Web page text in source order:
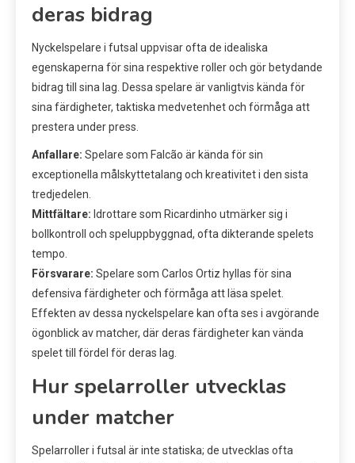
deras bidrag
Nyckelspelare i futsal uppvisar ofta de idealiska
egenskaperna för sina respektive roller och gör betydande
bidrag till sina lag. Dessa spelare är vanligtvis kända för
sina färdigheter, taktiska medvetenhet och förmåga att
prestera under press.
Anfallare: Spelare som Falcão är kända för sin
exceptionella målskyttetalang och kreativitet i den sista
tredjedelen.
Mittfältare: Idrottare som Ricardinho utmärker sig i
bollkontroll och speluppbyggnad, ofta dikterande spelets
tempo.
Försvarare: Spelare som Carlos Ortiz hyllas för sina
defensiva färdigheter och förmåga att läsa spelet.
Effekten av dessa nyckelspelare kan ofta ses i avgörande
ögonblick av matcher, där deras färdigheter kan vända
spelet till fördel för deras lag.
Hur spelarroller utvecklas
under matcher
Spelarroller i futsal är inte statiska; de utvecklas ofta